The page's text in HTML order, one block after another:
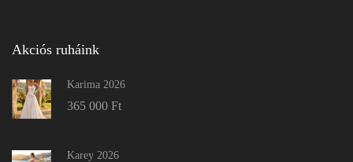
Akciós ruháink
Karima 2026
365 000 Ft
Karey 2026